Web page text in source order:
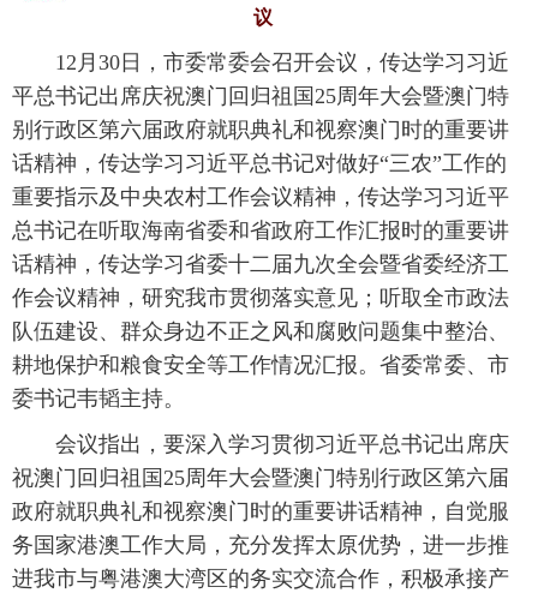
太原日报 太原晚报 热评 社区
议
12月30日，市委常委会召开会议，传达学习习近
平总书记出席庆祝澳门回归祖国25周年大会暨澳门特
别行政区第六届政府就职典礼和视察澳门时的重要讲
话精神，传达学习习近平总书记对做好“三农”工作的
重要指示及中央农村工作会议精神，传达学习习近平
总书记在听取海南省委和省政府工作汇报时的重要讲
话精神，传达学习省委十二届九次全会暨省委经济工
作会议精神，研究我市贯彻落实意见；听取全市政法
队伍建设、群众身边不正之风和腐败问题集中整治、
耕地保护和粮食安全等工作情况汇报。省委常委、市
委书记韦韬主持。
会议指出，要深入学习贯彻习近平总书记出席庆
祝澳门回归祖国25周年大会暨澳门特别行政区第六届
政府就职典礼和视察澳门时的重要讲话精神，自觉服
务国家港澳工作大局，充分发挥太原优势，进一步推
进我市与粤港澳大湾区的务实交流合作，积极承接产